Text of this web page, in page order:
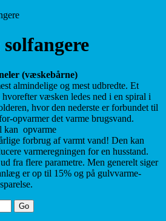
(væskebårne)
almindelige og mest udbredte. Et
væsken ledes ned i en spiral i
hvor den nederste er forbundet til
opvarmer det varme brugsvand.
kan opvarme
forbrug af varmt vand! Den kan
varmeregningen for en husstand.
fra flere parametre. Men generelt siger
er op til 15% og på gulvvarme-